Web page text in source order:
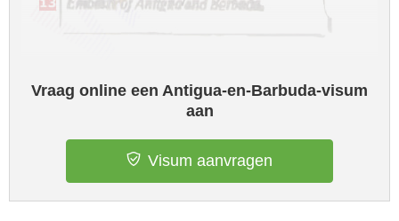
Vraag online een Antigua-en-Barbuda-visum
aan
Visum aanvragen